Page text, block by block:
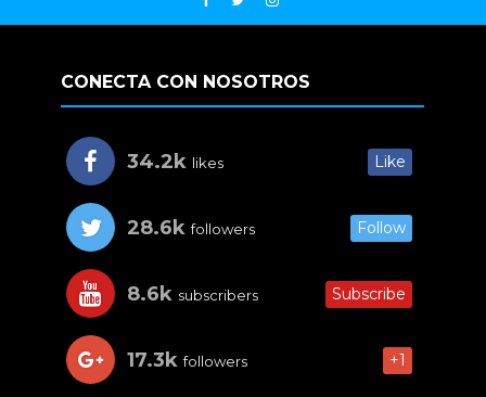
CONECTA CON NOSOTROS
34.2k likes Like
28.6k followers Follow
8.6k subscribers Subscribe
17.3k followers +1